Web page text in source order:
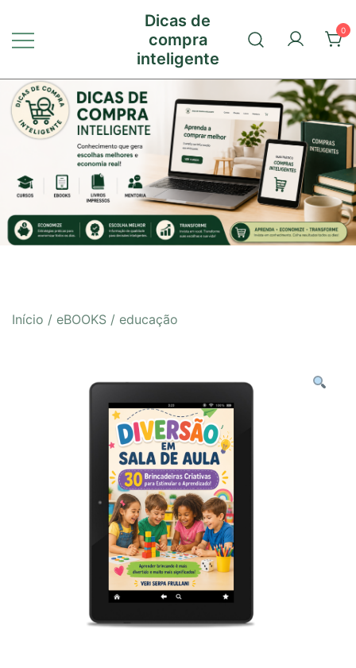
para
conteúdo
Dicas de
compra
inteligente
0
Início / eBOOKS / educação